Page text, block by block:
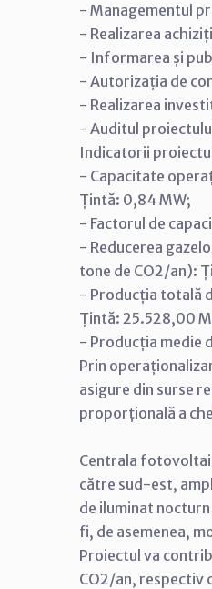
- Managementul
- Realizarea
- Informarea și
- Autorizația de
- Realizarea
- Auditul
Indicatorii
- Capacitate
Țintă: 0,84 MW;
- Factorul de
- Reducerea
tone de CO2/an):
- Producția totală
Țintă: 25.528,00
- Producția medie
Prin
asigure din surse
proporțională a
Centrala
către sud-est,
de iluminat
fi, de asemenea,
Proiectul va
CO2/an, respectiv